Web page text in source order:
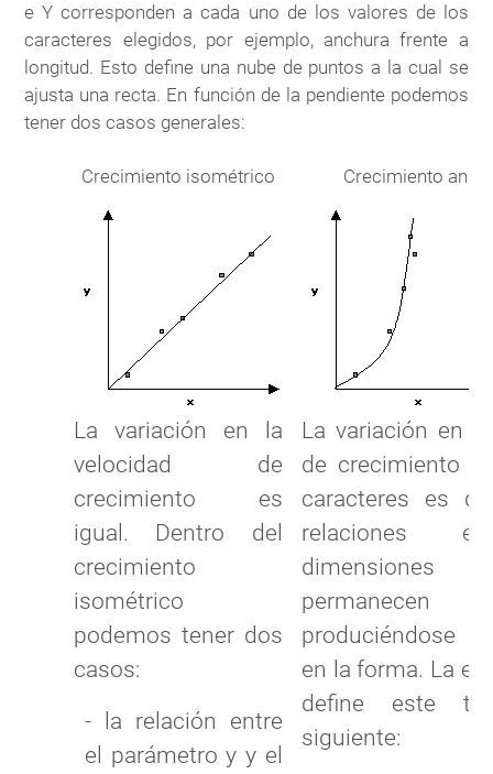
e Y corresponden a cada uno de los valores de los
caracteres elegidos, por ejemplo, anchura frente a
longitud. Esto define una nube de puntos a la cual se
ajusta una recta. En función de la pendiente podemos
tener dos casos generales:
Crecimiento isométrico Crecimiento
La variación en la
velocidad de
crecimiento es
igual. Dentro del
crecimiento
isométrico
podemos tener dos
casos:
- la relación entre
el parámetro y y el
La variación en
de crecimiento
caracteres es
relaciones
permanecen
produciéndose
en la forma. La
define este
siguiente: